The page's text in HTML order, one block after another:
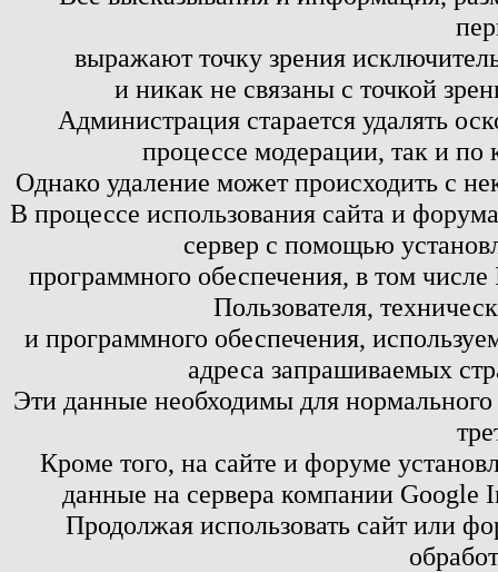
выражают точку зрения
и никак не связаны с точкой
Администрация старается удалять
процессе модерации, так и по
Однако удаление может происходить с
В процессе использования сайта и
сервер с помощью
программного обеспечения, в том
Пользователя,
и программного обеспечения,
адреса запрашиваемых
Эти данные необходимы для
Кроме того, на сайте и форуме
данные на сервера компании
Продолжая использовать сайт или